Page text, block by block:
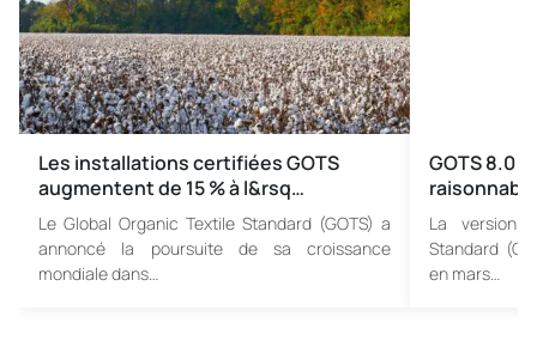
Les installations certifiées GOTS
augmentent de 15 % à l&rsq…
Le Global Organic Textile Standard (GOTS) a
annoncé la poursuite de sa croissance
mondiale dans…
GOTS 8.0
La version
Standard
en mars…